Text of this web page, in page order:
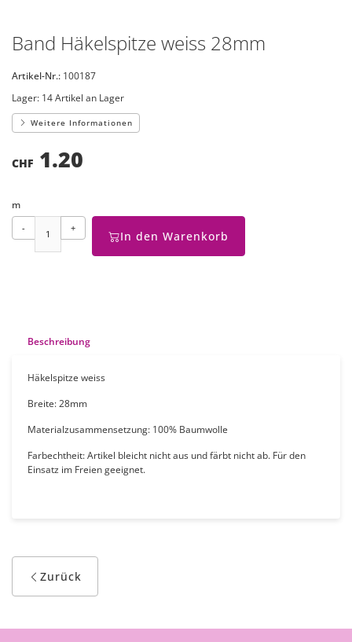
Band Häkelspitze weiss 28mm
Artikel-Nr.: 100187
Lager: 14 Artikel an Lager
Weitere Informationen
CHF 1.20
m
- +
In den Warenkorb
Beschreibung
Häkelspitze weiss
Breite: 28mm
Materialzusammensetzung: 100% Baumwolle
Farbechtheit: Artikel bleicht nicht aus und färbt nicht ab. Für den
Einsatz im Freien geeignet.
Zurück